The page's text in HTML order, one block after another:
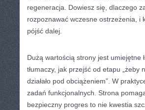
regeneracja. Dowiesz się, dlaczego
rozpoznawać wczesne ostrzeżenia, i
pójść dalej.
Dużą wartością strony jest umiejętne
tłumaczy, jak przejść od etapu „żeby
działało pod obciążeniem”. W
zadań funkcjonalnych. Strona
bezpieczny progres to nie kwestia